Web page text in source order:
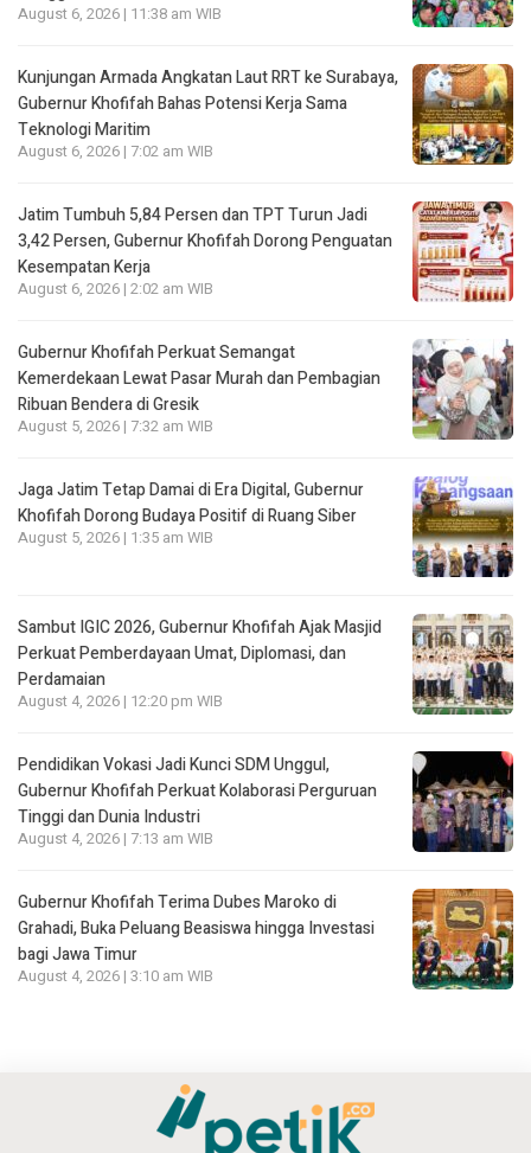
August 6, 2026 | 11:38 am WIB
Kunjungan Armada Angkatan Laut RRT ke Surabaya,
Gubernur Khofifah Bahas Potensi Kerja Sama
Teknologi Maritim
August 6, 2026 | 7:02 am WIB
Jatim Tumbuh 5,84 Persen dan TPT Turun Jadi
3,42 Persen, Gubernur Khofifah Dorong Penguatan
Kesempatan Kerja
August 6, 2026 | 2:02 am WIB
Gubernur Khofifah Perkuat Semangat
Kemerdekaan Lewat Pasar Murah dan Pembagian
Ribuan Bendera di Gresik
August 5, 2026 | 7:32 am WIB
Jaga Jatim Tetap Damai di Era Digital, Gubernur
Khofifah Dorong Budaya Positif di Ruang Siber
August 5, 2026 | 1:35 am WIB
Sambut IGIC 2026, Gubernur Khofifah Ajak Masjid
Perkuat Pemberdayaan Umat, Diplomasi, dan
Perdamaian
August 4, 2026 | 12:20 pm WIB
Pendidikan Vokasi Jadi Kunci SDM Unggul,
Gubernur Khofifah Perkuat Kolaborasi Perguruan
Tinggi dan Dunia Industri
August 4, 2026 | 7:13 am WIB
Gubernur Khofifah Terima Dubes Maroko di
Grahadi, Buka Peluang Beasiswa hingga Investasi
bagi Jawa Timur
August 4, 2026 | 3:10 am WIB